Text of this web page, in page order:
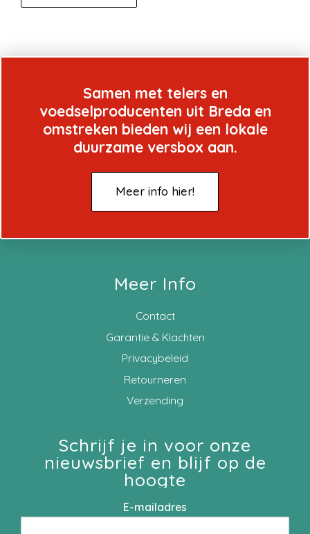
Samen met telers en
voedselproducenten uit Breda en
omstreken bieden wij een lokale
duurzame versbox aan.
Meer info hier!
Meer Info
Contact
Garantie & Klachten
Privacybeleid
Retourneren
Verzending
Schrijf je in voor onze
nieuwsbrief en blijf op de
hoogte
E-mailadres